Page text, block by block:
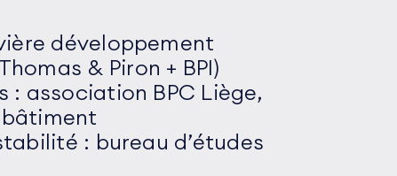
développement
& Piron + BPI)
: association BPC Liège,
bâtiment
: bureau d’études